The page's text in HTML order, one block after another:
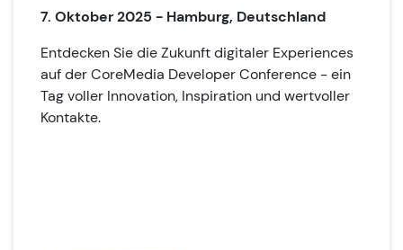
7. Oktober 2025 - Hamburg, Deutschland
Entdecken Sie die Zukunft digitaler Experiences
auf der CoreMedia Developer Conference - ein
Tag voller Innovation, Inspiration und wertvoller
Kontakte.